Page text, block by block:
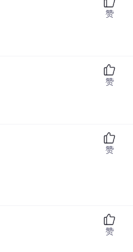
赞
赞
赞
赞